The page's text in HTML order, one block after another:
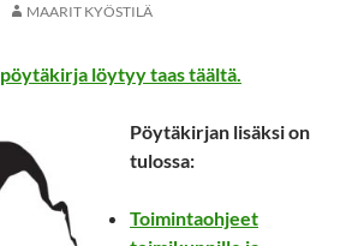
MAARIT KYÖSTILÄ
pöytäkirja löytyy taas täältä.
Pöytäkirjan lisäksi on
tulossa:
Toimintaohjeet